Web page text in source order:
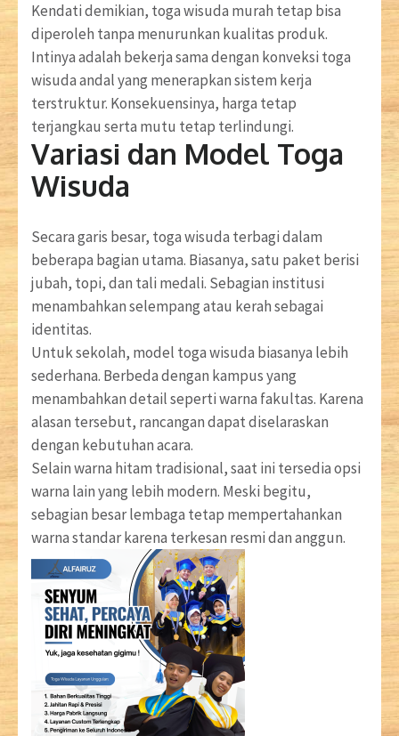
Kendati demikian, toga wisuda murah tetap bisa
diperoleh tanpa menurunkan kualitas produk.
Intinya adalah bekerja sama dengan konveksi toga
wisuda andal yang menerapkan sistem kerja
terstruktur. Konsekuensinya, harga tetap
terjangkau serta mutu tetap terlindungi.
Variasi dan Model Toga
Wisuda
Secara garis besar, toga wisuda terbagi dalam
beberapa bagian utama. Biasanya, satu paket berisi
jubah, topi, dan tali medali. Sebagian institusi
menambahkan selempang atau kerah sebagai
identitas.
Untuk sekolah, model toga wisuda biasanya lebih
sederhana. Berbeda dengan kampus yang
menambahkan detail seperti warna fakultas. Karena
alasan tersebut, rancangan dapat diselaraskan
dengan kebutuhan acara.
Selain warna hitam tradisional, saat ini tersedia opsi
warna lain yang lebih modern. Meski begitu,
sebagian besar lembaga tetap mempertahankan
warna standar karena terkesan resmi dan anggun.